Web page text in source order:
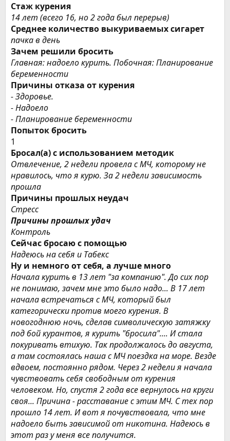
Стаж курения
14 лет (всего 16, но 2 года был перерыв)
Среднее количество выкуриваемых сигарет
пачка в день
Зачем решили бросить
Главная: надоело курить. Побочная: Планирование
беременности
Причины отказа от курения
- Здоровье.
- Надоело
- Планирование беременности
Попыток бросить
1
Бросал(а) с использованием методик
Отвлечение, 2 недели провела с МЧ, которому не
нравилось, что я курю. За 2 недели зависимость
прошла
Причины прошлых неудач
Стресс
Причины прошлых удач
Контроль
Сейчас бросаю с помощью
Надеюсь на себя и Табекс
Ну и немного от себя, а лучше много
Начала курить в 13 лет "за компанию". До сих пор
не понимаю, зачем мне это было надо... В 17 лет
начала встречаться с МЧ, который был
категорически против моего курения. В
новогоднюю ночь, сделав символическую затяжку
под бой курантов, я курить "бросила".... И стала
покуривать втихую. Так продолжалось до августа,
а там состоялась наша с МЧ поездка на море. Везде
вдвоем, постоянно рядом. Через 2 недели я начала
чувствовать себя свободным от курения
человеком. Но, спустя 2 года все вернулось на круги
своя... Причина - расставание с этим МЧ. С тех пор
прошло 14 лет. И вот я почувствовала, что мне
надоело быть зависимой от никотина. Надеюсь в
этот раз у меня все получится.